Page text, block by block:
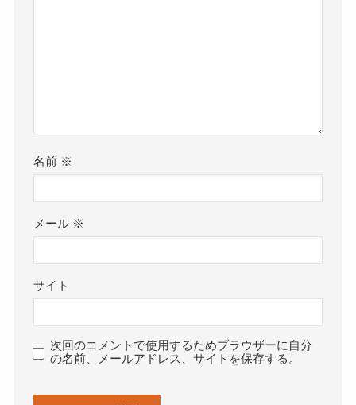
名前 ※
メール ※
サイト
次回のコメントで使用するためブラウザーに自分
の名前、メールアドレス、サイトを保存する。